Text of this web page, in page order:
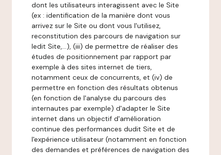
dont les utilisateurs interagissent avec le Site
(ex : identification de la manière dont vous
arrivez sur le Site ou dont vous l'utilisez,
reconstitution des parcours de navigation sur
ledit Site,...), (iii) de permettre de réaliser des
études de positionnement par rapport par
exemple à des sites internet de tiers,
notamment ceux de concurrents, et (iv) de
permettre en fonction des résultats obtenus
(en fonction de l'analyse du parcours des
internautes par exemple) d'adapter le Site
internet dans un objectif d'amélioration
continue des performances dudit Site et de
l'expérience utilisateur (notamment en fonction
des demandes et préférences de navigation des